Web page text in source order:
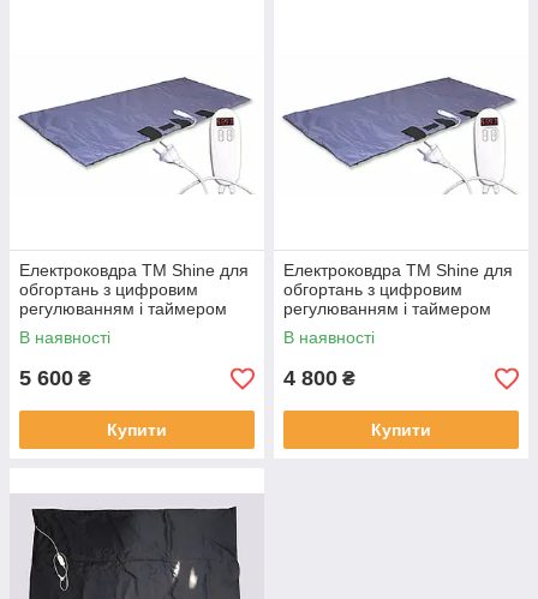
Електроковдра TM Shine для
обгортань з цифровим
регулюванням і таймером
180х180 см
В наявності
5 600 ₴
Купити
Електроковдра TM Shine для
обгортань з цифровим
регулюванням і таймером
147х170 см
В наявності
4 800 ₴
Купити